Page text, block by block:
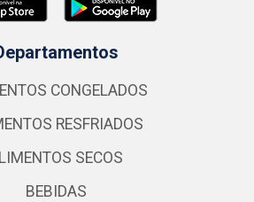
CONGELADOS
RESFRIADOS
SECOS
BEBIDAS